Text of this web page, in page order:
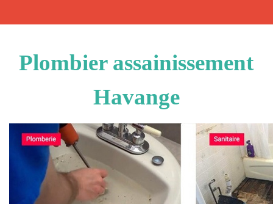
Plombier assainissement
Havange